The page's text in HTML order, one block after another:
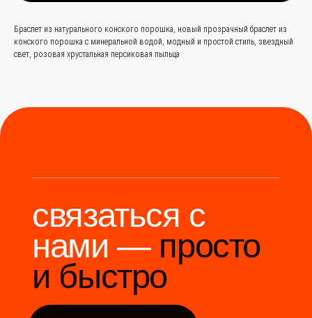
Браслет из натурального конского порошка, новый прозрачный браслет из
конского порошка с минеральной водой, модный и простой стиль, звездный
свет, розовая хрустальная персиковая пыльца
85-37